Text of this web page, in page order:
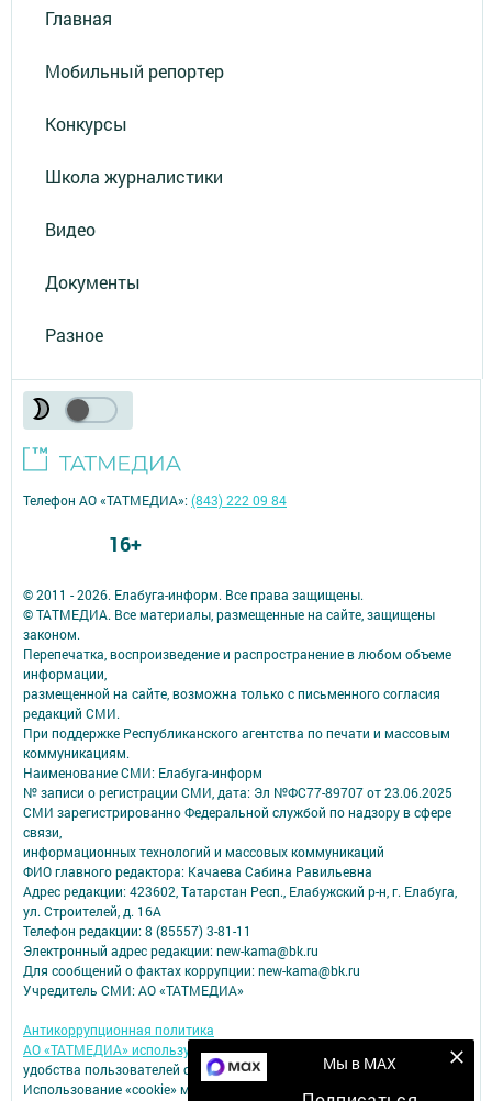
Главная
Мобильный репортер
Конкурсы
Школа журналистики
Видео
Документы
Разное
Мы в MAX
© 2011 - 2026. Елабуга-информ. Все права защищены.
© ТАТМЕДИА. Все материалы, размещенные на сайте, защищены
законом.
Перепечатка, воспроизведение и распространение в любом объеме
информации,
размещенной на сайте, возможна только с письменного согласия
редакций СМИ.
При поддержке Республиканского агентства по печати и массовым
коммуникациям.
Наименование СМИ: Елабуга-информ
№ записи о регистрации СМИ, дата: Эл №ФС77-89707 от 23.06.2025
СМИ зарегистрированно Федеральной службой по надзору в сфере
связи,
информационных технологий и массовых коммуникаций
ФИО главного редактора: Качаева Сабина Равильевна
Адрес редакции: 423602, Татарстан Респ., Елабужский р-н, г. Елабуга,
ул. Строителей, д. 16А
Телефон редакции: 8 (85557) 3-81-11
Электронный адрес редакции: new-kama@bk.ru
Для сообщений о фактах коррупции: new-kama@bk.ru
Учредитель СМИ: АО «ТАТМЕДИА»
Антикоррупционная политика
АО «ТАТМЕДИА» использует «cookie»для персонализации сервисов и
удобства пользователей сайтом.
Использование «cookie» можно отменить в настройках браузера.
Телефон АО «ТАТМЕДИА»:(843) 222 09 84
16+